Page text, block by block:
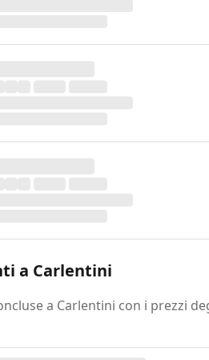
a Carlentini
a Carlentini con i prezzi